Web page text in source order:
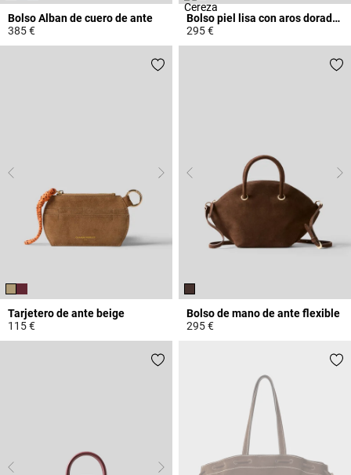
Bolso Alban de cuero de ante
385 €
3,6 out of 5 Customer Rating
Bolso piel lisa con aros dorados
295 €
5 out of 5 Customer Rating
Tarjetero de ante beige
115 €
Bolso de mano de ante flexible
295 €